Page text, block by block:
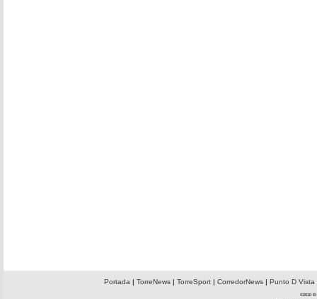
Portada | TorreNews| TorreSport| CorredorNews| Punto D Vista
©2010 El